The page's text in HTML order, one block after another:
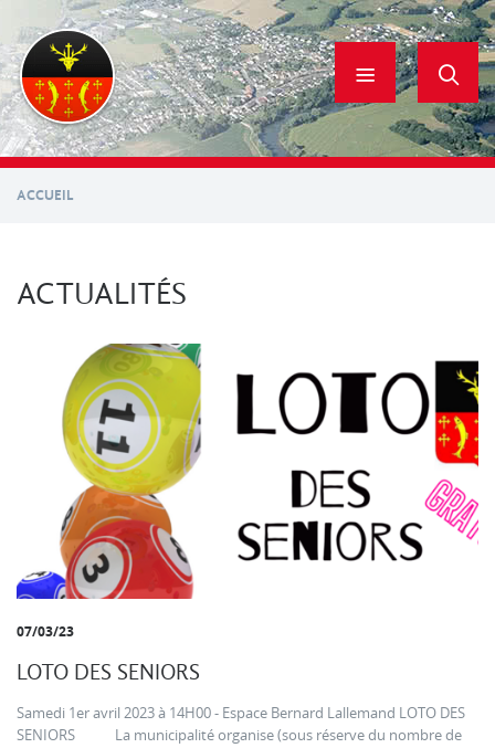
contenu
principal
ACCUEIL
ACTUALITÉS
07/03/23
LOTO DES SENIORS
Samedi 1er avril 2023 à 14H00 - Espace Bernard Lallemand LOTO DES
SENIORS La municipalité organise (sous réserve du nombre de